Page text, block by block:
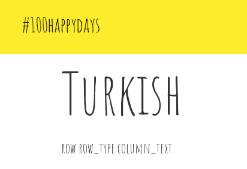
Turkish
row row_type column_text